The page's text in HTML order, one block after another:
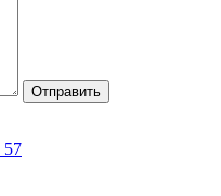
Отправить
57